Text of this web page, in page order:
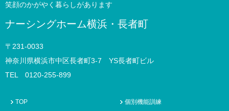
笑顔のかがやく暮らしがあります
ナーシングホーム横浜・長者町
〒231-0033
神奈川県横浜市中区長者町3-7 YS長者町ビル
TEL 0120-255-899
TOP
個別機能訓練